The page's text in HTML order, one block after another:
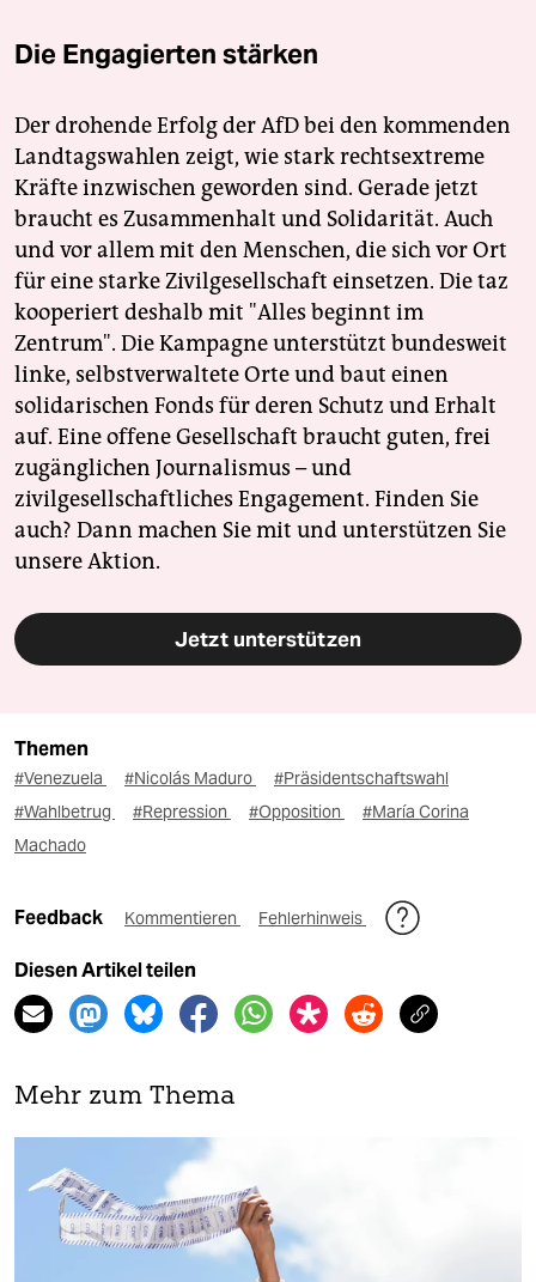
Die Engagierten stärken
Der drohende Erfolg der AfD bei den kommenden
Landtagswahlen zeigt, wie stark rechtsextreme
Kräfte inzwischen geworden sind. Gerade jetzt
braucht es Zusammenhalt und Solidarität. Auch
und vor allem mit den Menschen, die sich vor Ort
für eine starke Zivilgesellschaft einsetzen. Die taz
kooperiert deshalb mit "Alles beginnt im
Zentrum". Die Kampagne unterstützt bundesweit
linke, selbstverwaltete Orte und baut einen
solidarischen Fonds für deren Schutz und Erhalt
auf. Eine offene Gesellschaft braucht guten, frei
zugänglichen Journalismus – und
zivilgesellschaftliches Engagement. Finden Sie
auch? Dann machen Sie mit und unterstützen Sie
unsere Aktion.
Jetzt unterstützen
Themen
#Venezuela #Nicolás Maduro
#Präsidentschaftswahl
#Wahlbetrug
#Repression #Opposition
#María Corina
Machado
Feedback Kommentieren Fehlerhinweis
Diesen Artikel teilen
Mehr zum Thema